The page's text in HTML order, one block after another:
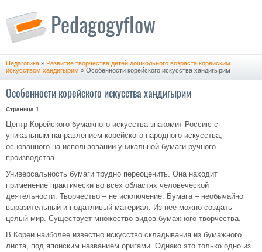
Педагогика » Развитие творчества детей дошкольного возраста корейским
искусством хандигырим » Особенности корейского искусства хандигырим
Особенности корейского искусства хандигырим
Страница 1
Центр Корейского бумажного искусства знакомит Россию с
уникальным направлением корейского народного искусства,
основанного на использовании уникальной бумаги ручного
производства.
Универсальность бумаги трудно переоценить. Она находит
применение практически во всех областях человеческой
деятельности. Творчество – не исключение. Бумага – необычайно
выразительный и податливый материал. Из неё можно создать
целый мир. Существует множество видов бумажного творчества.
В Кореи наиболее известно искусство складывания из бумажного
листа, под японским названием оригами. Однако это только одно из